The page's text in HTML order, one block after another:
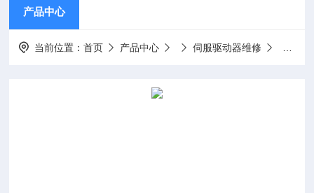
产品中心
当前位置：首页 产品中心 伺服驱动器维修